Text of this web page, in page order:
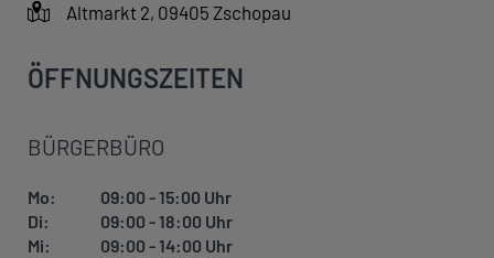
Altmarkt 2, 09405 Zschopau
ÖFFNUNGSZEITEN
BÜRGERBÜRO
Mo:
09:00 - 15:00 Uhr
Di:
09:00 - 18:00 Uhr
Mi:
09:00 - 14:00 Uhr